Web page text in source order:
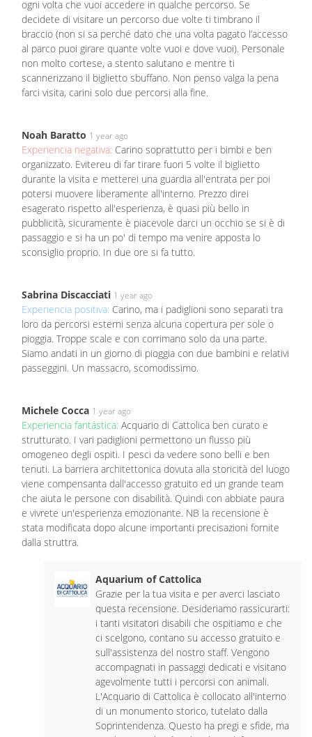
ogni volta che vuoi accedere in qualche percorso. Se
decidete di visitare un percorso due volte ti timbrano il
braccio (non si sa perché dato che una volta pagato l’accesso
al parco puoi girare quante volte vuoi e dove vuoi). Personale
non molto cortese, a stento salutano e mentre ti
scannerizzano il biglietto sbuffano. Non penso valga la pena
farci visita, carini solo due percorsi alla fine.
Noah Baratto 1 year ago
Experiencia negativa: Carino soprattutto per i bimbi e ben
organizzato. Evitereu di far tirare fuori 5 volte il biglietto
durante la visita e metterei una guardia all'entrata per poi
potersi muovere liberamente all'interno. Prezzo direi
esagerato rispetto all'esperienza, è quasi più bello in
pubblicità, sicuramente è piacevole darci un occhio se si è di
passaggio e si ha un po' di tempo ma venire apposta lo
sconsiglio proprio. In due ore si fa tutto.
Sabrina Discacciati 1 year ago
Experiencia positiva: Carino, ma i padiglioni sono separati tra
loro da percorsi esterni senza alcuna copertura per sole o
pioggia. Troppe scale e con corrimano solo da una parte.
Siamo andati in un giorno di pioggia con due bambini e relativi
passeggini. Un massacro, scomodissimo.
Michele Cocca 1 year ago
Experiencia fantástica: Acquario di Cattolica ben curato e
strutturato. I vari padiglioni permettono un flusso più
omogeneo degli ospiti. I pesci da vedere sono belli e ben
tenuti. La barriera architettonica dovuta alla storicità del luogo
viene compensanta dall'accesso gratuito ed un grande team
che aiuta le persone con disabilità. Quindi con abbiate paura
e vivrete un'esperienza emozionante. NB la recensione è
stata modificata dopo alcune importanti precisazioni fornite
dalla struttra.
Aquarium of Cattolica
Grazie per la tua visita e per averci lasciato
questa recensione. Desideriamo rassicurarti:
i tanti visitatori disabili che ospitiamo e che
ci scelgono, contano su accesso gratuito e
sull'assistenza del nostro staff. Vengono
accompagnati in passaggi dedicati e visitano
agevolmente tutti i percorsi con animali.
L'Acquario di Cattolica è collocato all'interno
di un monumento storico, tutelato dalla
Soprintendenza. Questo ha pregi e sfide, ma